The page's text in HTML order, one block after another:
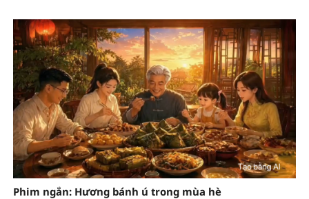
Phim ngắn: Hương bánh ú trong mùa hè